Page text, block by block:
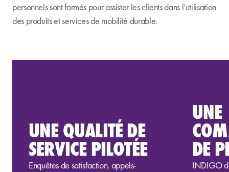
personnels sont formés pour assister les clients dans l’utilisation
des produits et services de mobilité durable.
UNE QUALITÉ DE
SERVICE PILOTÉE
Enquêtes de satisfaction, appels-
UNE
DE
INDIGO